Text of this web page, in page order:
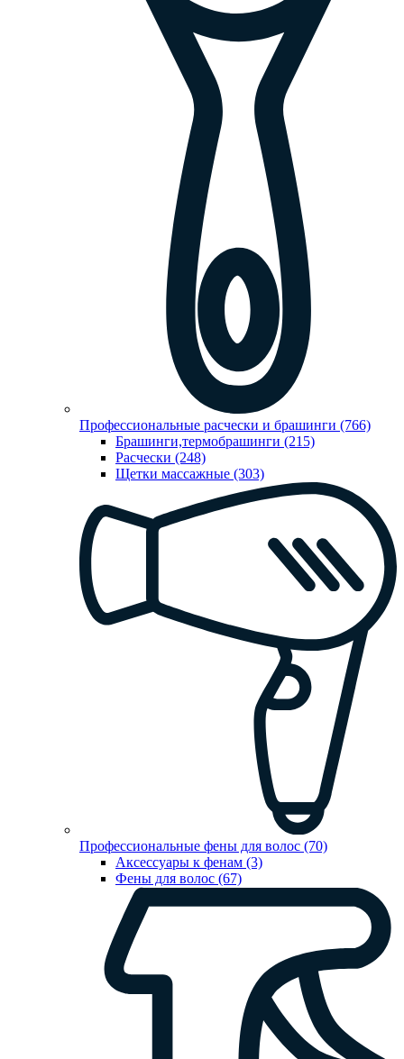
Профессиональные расчески и брашинги (766)
Брашинги,термобрашинги (215)
Расчески (248)
Щетки массажные (303)
Профессиональные фены для волос (70)
Аксессуары к фенам (3)
Фены для волос (67)